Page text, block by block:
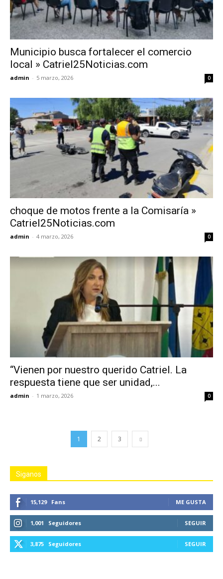
Municipio busca fortalecer el comercio
local » Catriel25Noticias.com
admin - 5 marzo, 2026 0
choque de motos frente a la Comisaría »
Catriel25Noticias.com
admin - 4 marzo, 2026 0
“Vienen por nuestro querido Catriel. La
respuesta tiene que ser unidad,...
admin - 1 marzo, 2026 0
1 2 3
Siganos
15,129 Fans ME GUSTA
1,001 Seguidores SEGUIR
3,875 Seguidores SEGUIR